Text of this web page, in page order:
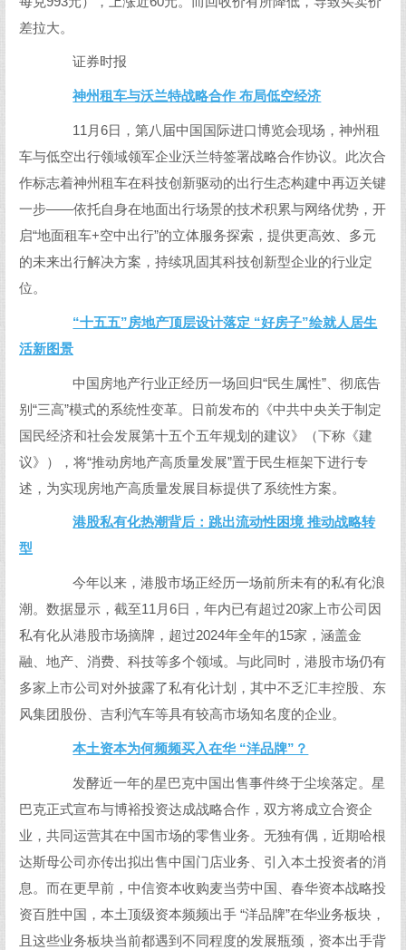
差拉大。
证券时报
神州租车与沃兰特战略合作 布局低空经济
11月6日，第八届中国国际进口博览会现场，神州租
车与低空出行领域领军企业沃兰特签署战略合作协议。此次合
作标志着神州租车在科技创新驱动的出行生态构建中再迈关键
一步——依托自身在地面出行场景的技术积累与网络优势，开
启“地面租车+空中出行”的立体服务探索，提供更高效、多元
的未来出行解决方案，持续巩固其科技创新型企业的行业定
位。
“十五五”房地产顶层设计落定 “好房子”绘就人居生
活新图景
中国房地产行业正经历一场回归“民生属性”、彻底告
别“三高”模式的系统性变革。日前发布的《中共中央关于制定
国民经济和社会发展第十五个五年规划的建议》（下称《建
议》），将“推动房地产高质量发展”置于民生框架下进行专
述，为实现房地产高质量发展目标提供了系统性方案。
港股私有化热潮背后：跳出流动性困境 推动战略转
型
今年以来，港股市场正经历一场前所未有的私有化浪
潮。数据显示，截至11月6日，年内已有超过20家上市公司因
私有化从港股市场摘牌，超过2024年全年的15家，涵盖金
融、地产、消费、科技等多个领域。与此同时，港股市场仍有
多家上市公司对外披露了私有化计划，其中不乏汇丰控股、东
风集团股份、吉利汽车等具有较高市场知名度的企业。
本土资本为何频频买入在华 “洋品牌”？
发酵近一年的星巴克中国出售事件终于尘埃落定。星
巴克正式宣布与博裕投资达成战略合作，双方将成立合资企
业，共同运营其在中国市场的零售业务。无独有偶，近期哈根
达斯母公司亦传出拟出售中国门店业务、引入本土投资者的消
息。而在更早前，中信资本收购麦当劳中国、春华资本战略投
资百胜中国，本土顶级资本频频出手 “洋品牌”在华业务板块，
且这些业务板块当前都遇到不同程度的发展瓶颈，资本出手背